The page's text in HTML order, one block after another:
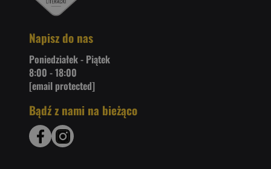
Napisz do nas
Poniedziałek - Piątek
8:00 - 18:00
[email protected]
Bądź z nami na bieżąco